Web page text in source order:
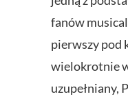
fanów
pierwszy pod
wielokrotnie
uzupełniany,